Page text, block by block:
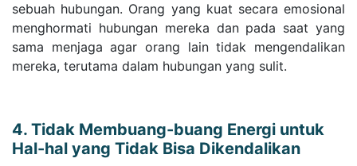
sebuah hubungan. Orang yang kuat secara emosional
menghormati hubungan mereka dan pada saat yang
sama menjaga agar orang lain tidak mengendalikan
mereka, terutama dalam hubungan yang sulit.
4. Tidak Membuang-buang Energi untuk
Hal-hal yang Tidak Bisa Dikendalikan